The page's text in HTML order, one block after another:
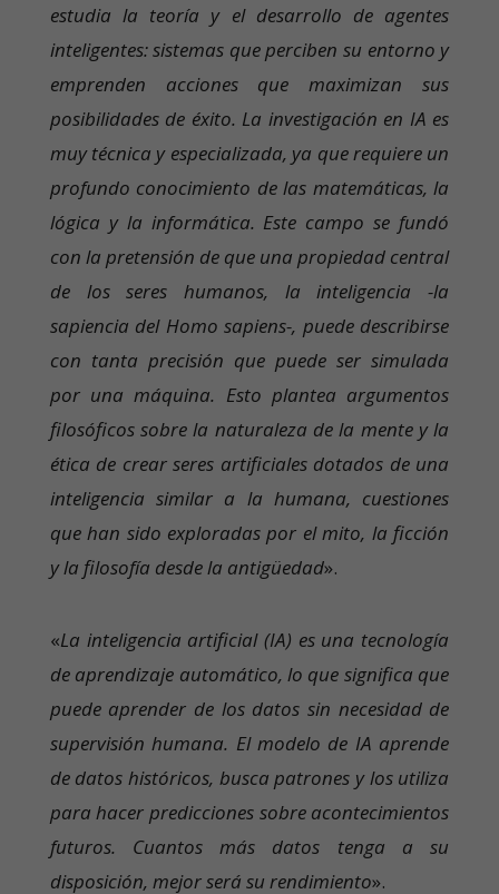
estudia la teoría y el desarrollo de agentes
inteligentes: sistemas que perciben su entorno y
emprenden acciones que maximizan sus
posibilidades de éxito. La investigación en IA es
muy técnica y especializada, ya que requiere un
profundo conocimiento de las matemáticas, la
lógica y la informática. Este campo se fundó
con la pretensión de que una propiedad central
de los seres humanos, la inteligencia -la
sapiencia del Homo sapiens-, puede describirse
con tanta precisión que puede ser simulada
por una máquina. Esto plantea argumentos
filosóficos sobre la naturaleza de la mente y la
ética de crear seres artificiales dotados de una
inteligencia similar a la humana, cuestiones
que han sido exploradas por el mito, la ficción
y la filosofía desde la antigüedad».
«La inteligencia artificial (IA) es una tecnología
de aprendizaje automático, lo que significa que
puede aprender de los datos sin necesidad de
supervisión humana. El modelo de IA aprende
de datos históricos, busca patrones y los utiliza
para hacer predicciones sobre acontecimientos
futuros. Cuantos más datos tenga a su
disposición, mejor será su rendimiento».